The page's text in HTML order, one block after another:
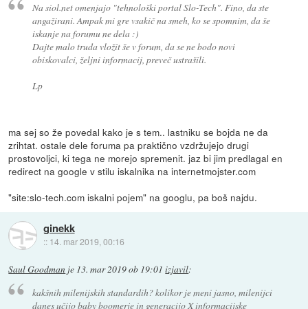
Na siol.net omenjajo "tehnološki portal Slo-Tech". Fino, da ste
angažirani. Ampak mi gre vsakič na smeh, ko se spomnim, da še
iskanje na forumu ne dela :)
Dajte malo truda vložit še v forum, da se ne bodo novi
obiskovalci, željni informacij, preveč ustrašili.
Lp
ma sej so že povedal kako je s tem.. lastniku se bojda ne da
zrihtat. ostale dele foruma pa praktično vzdržujejo drugi
prostovoljci, ki tega ne morejo spremenit. jaz bi jim predlagal en
redirect na google v stilu iskalnika na internetmojster.com
"site:slo-tech.com iskalni pojem" na googlu, pa boš najdu.
ginekk
:: 14. mar 2019, 00:16
Saul Goodman je 13. mar 2019 ob 19:01 izjavil:
kakšnih milenijskih standardih? kolikor je meni jasno, milenijci
danes učijo baby boomerje in generacijo X informacijske